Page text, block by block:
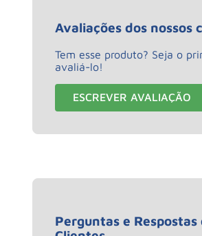
Avaliações dos nossos
Tem esse produto? Seja o
avaliá-lo!
ESCREVER AVALIAÇÃO
Perguntas e Respostas